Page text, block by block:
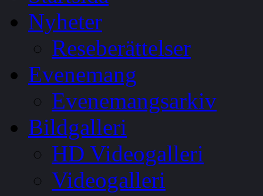
Nyheter
Reseberättelser
Evenemang
Evenemangsarkiv
Bildgalleri
HD Videogalleri
Videogalleri